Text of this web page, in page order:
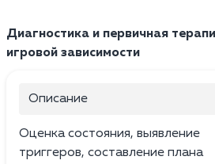
Диагностика и первичная
игровой зависимости
Описание
Оценка состояния, выявление
триггеров, составление плана